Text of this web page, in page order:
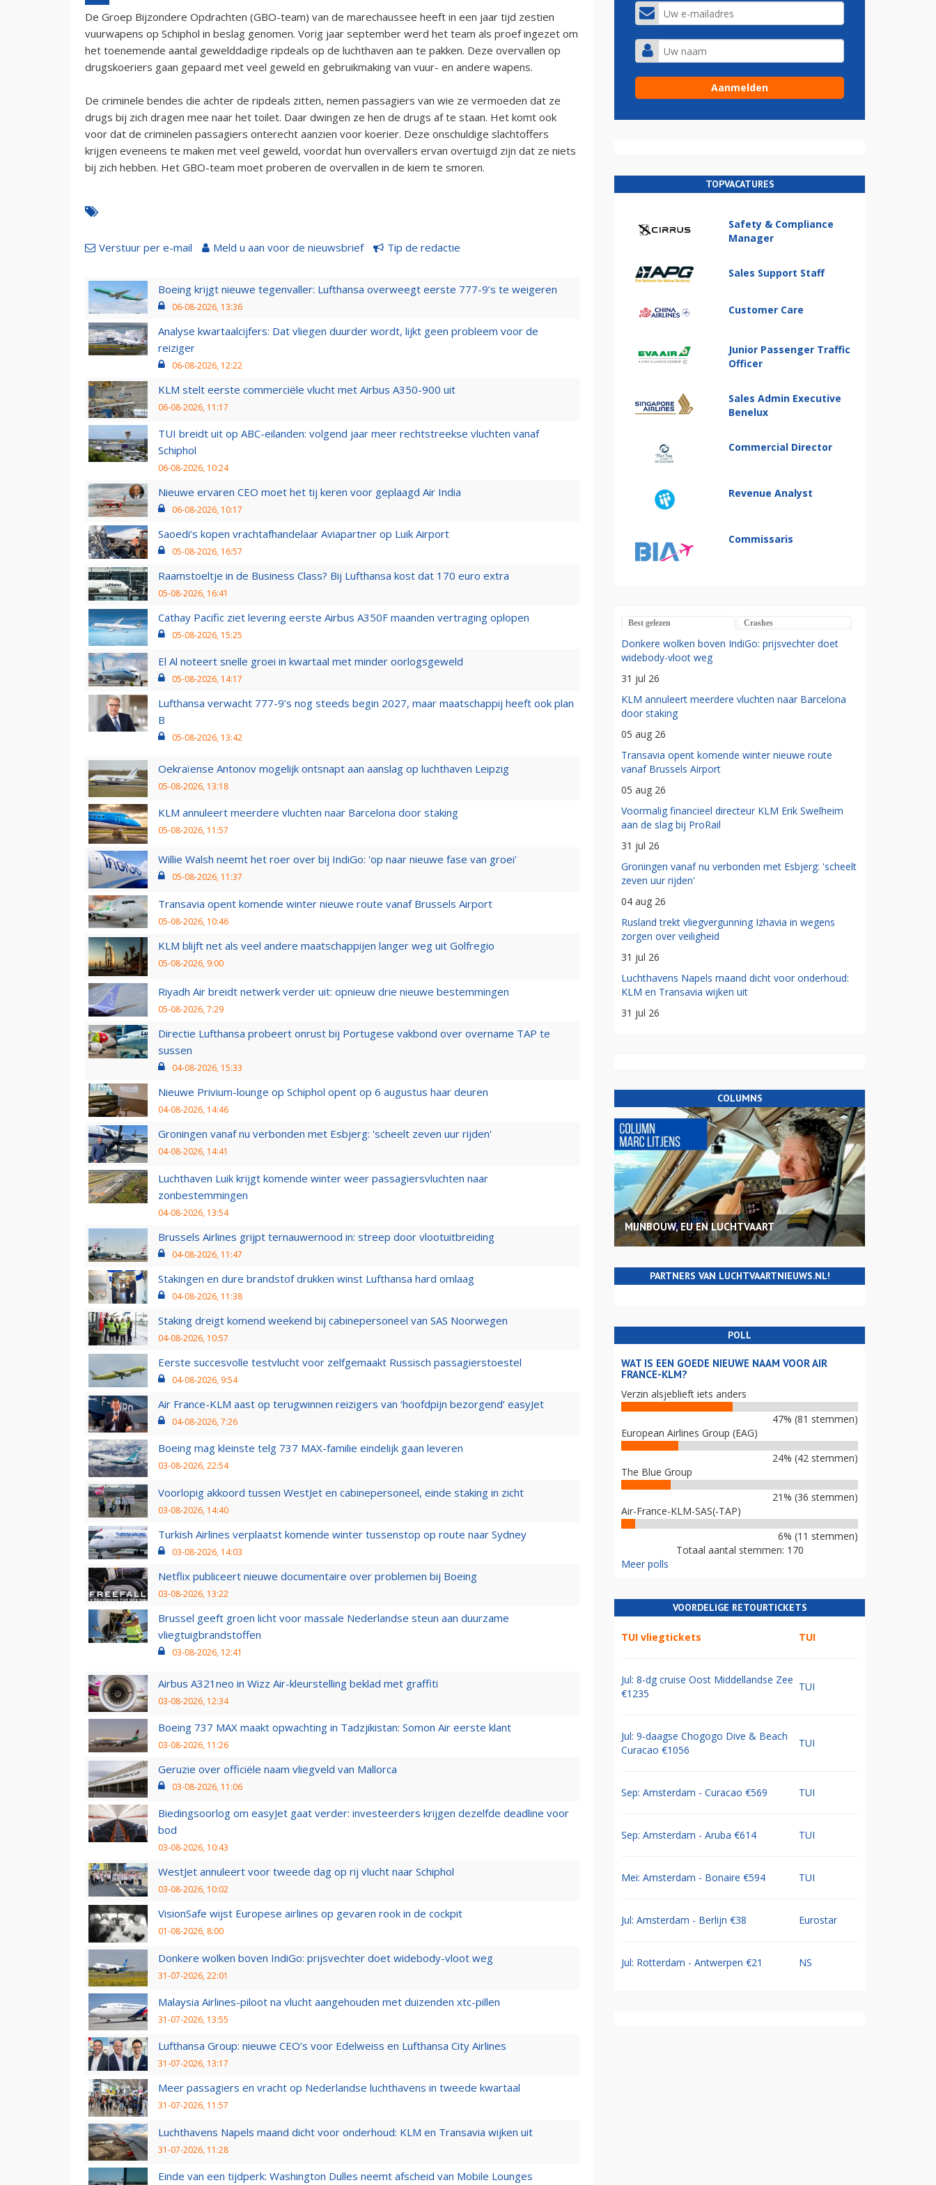
De Groep Bijzondere Opdrachten (GBO-team) van de marechaussee heeft in een jaar tijd zestien
vuurwapens op Schiphol in beslag genomen. Vorig jaar september werd het team als proef ingezet om
het toenemende aantal gewelddadige ripdeals op de luchthaven aan te pakken. Deze overvallen op
drugskoeriers gaan gepaard met veel geweld en gebruikmaking van vuur- en andere wapens.
De criminele bendes die achter de ripdeals zitten, nemen passagiers van wie ze vermoeden dat ze
drugs bij zich dragen mee naar het toilet. Daar dwingen ze hen de drugs af te staan. Het komt ook
voor dat de criminelen passagiers onterecht aanzien voor koerier. Deze onschuldige slachtoffers
krijgen eveneens te maken met veel geweld, voordat hun overvallers ervan overtuigd zijn dat ze niets
bij zich hebben. Het GBO-team moet proberen de overvallen in de kiem te smoren.
Verstuur per e-mail Meld u aan voor de nieuwsbrief Tip de redactie
Boeing krijgt nieuwe tegenvaller: Lufthansa overweegt eerste 777-9’s te weigeren
06-08-2026, 13:36
Analyse kwartaalcijfers: Dat vliegen duurder wordt, lijkt geen probleem voor de
reiziger
06-08-2026, 12:22
KLM stelt eerste commerciële vlucht met Airbus A350-900 uit
06-08-2026, 11:17
TUI breidt uit op ABC-eilanden: volgend jaar meer rechtstreekse vluchten vanaf
Schiphol
06-08-2026, 10:24
Nieuwe ervaren CEO moet het tij keren voor geplaagd Air India
06-08-2026, 10:17
Saoedi’s kopen vrachtafhandelaar Aviapartner op Luik Airport
05-08-2026, 16:57
Raamstoeltje in de Business Class? Bij Lufthansa kost dat 170 euro extra
05-08-2026, 16:41
Cathay Pacific ziet levering eerste Airbus A350F maanden vertraging oplopen
05-08-2026, 15:25
El Al noteert snelle groei in kwartaal met minder oorlogsgeweld
05-08-2026, 14:17
Lufthansa verwacht 777-9’s nog steeds begin 2027, maar maatschappij heeft ook plan
B
05-08-2026, 13:42
Oekraïense Antonov mogelijk ontsnapt aan aanslag op luchthaven Leipzig
05-08-2026, 13:18
KLM annuleert meerdere vluchten naar Barcelona door staking
05-08-2026, 11:57
Willie Walsh neemt het roer over bij IndiGo: 'op naar nieuwe fase van groei'
05-08-2026, 11:37
Transavia opent komende winter nieuwe route vanaf Brussels Airport
05-08-2026, 10:46
KLM blijft net als veel andere maatschappijen langer weg uit Golfregio
05-08-2026, 9:00
Riyadh Air breidt netwerk verder uit: opnieuw drie nieuwe bestemmingen
05-08-2026, 7:29
Directie Lufthansa probeert onrust bij Portugese vakbond over overname TAP te
sussen
04-08-2026, 15:33
Nieuwe Privium-lounge op Schiphol opent op 6 augustus haar deuren
04-08-2026, 14:46
Groningen vanaf nu verbonden met Esbjerg: 'scheelt zeven uur rijden'
04-08-2026, 14:41
Luchthaven Luik krijgt komende winter weer passagiersvluchten naar
zonbestemmingen
04-08-2026, 13:54
Brussels Airlines grijpt ternauwernood in: streep door vlootuitbreiding
04-08-2026, 11:47
Stakingen en dure brandstof drukken winst Lufthansa hard omlaag
04-08-2026, 11:38
Staking dreigt komend weekend bij cabinepersoneel van SAS Noorwegen
04-08-2026, 10:57
Eerste succesvolle testvlucht voor zelfgemaakt Russisch passagierstoestel
04-08-2026, 9:54
Air France-KLM aast op terugwinnen reizigers van ‘hoofdpijn bezorgend’ easyJet
04-08-2026, 7:26
Boeing mag kleinste telg 737 MAX-familie eindelijk gaan leveren
03-08-2026, 22:54
Voorlopig akkoord tussen WestJet en cabinepersoneel, einde staking in zicht
03-08-2026, 14:40
Turkish Airlines verplaatst komende winter tussenstop op route naar Sydney
03-08-2026, 14:03
Netflix publiceert nieuwe documentaire over problemen bij Boeing
03-08-2026, 13:22
Brussel geeft groen licht voor massale Nederlandse steun aan duurzame
vliegtuigbrandstoffen
03-08-2026, 12:41
Airbus A321neo in Wizz Air-kleurstelling beklad met graffiti
03-08-2026, 12:34
Boeing 737 MAX maakt opwachting in Tadzjikistan: Somon Air eerste klant
03-08-2026, 11:26
Geruzie over officiële naam vliegveld van Mallorca
03-08-2026, 11:06
Biedingsoorlog om easyJet gaat verder: investeerders krijgen dezelfde deadline voor
bod
03-08-2026, 10:43
WestJet annuleert voor tweede dag op rij vlucht naar Schiphol
03-08-2026, 10:02
VisionSafe wijst Europese airlines op gevaren rook in de cockpit
01-08-2026, 8:00
Donkere wolken boven IndiGo: prijsvechter doet widebody-vloot weg
31-07-2026, 22:01
Malaysia Airlines-piloot na vlucht aangehouden met duizenden xtc-pillen
31-07-2026, 13:55
Lufthansa Group: nieuwe CEO’s voor Edelweiss en Lufthansa City Airlines
31-07-2026, 13:17
Meer passagiers en vracht op Nederlandse luchthavens in tweede kwartaal
31-07-2026, 11:57
Luchthavens Napels maand dicht voor onderhoud: KLM en Transavia wijken uit
31-07-2026, 11:28
Einde van een tijdperk: Washington Dulles neemt afscheid van Mobile Lounges
TOPVACATURES
Safety & Compliance
Manager
Sales Support Staff
Customer Care
Junior Passenger Traffic
Officer
Sales Admin Executive
Benelux
Commercial Director
Revenue Analyst
Commissaris
Best gelezen Crashes
Donkere wolken boven IndiGo: prijsvechter doet
widebody-vloot weg
31 jul 26
KLM annuleert meerdere vluchten naar Barcelona
door staking
05 aug 26
Transavia opent komende winter nieuwe route
vanaf Brussels Airport
05 aug 26
Voormalig financieel directeur KLM Erik Swelheim
aan de slag bij ProRail
31 jul 26
Groningen vanaf nu verbonden met Esbjerg: 'scheelt
zeven uur rijden'
04 aug 26
Rusland trekt vliegvergunning Izhavia in wegens
zorgen over veiligheid
31 jul 26
Luchthavens Napels maand dicht voor onderhoud:
KLM en Transavia wijken uit
31 jul 26
COLUMNS
MIJNBOUW, EU EN LUCHTVAART
PARTNERS VAN LUCHTVAARTNIEUWS.NL!
POLL
WAT IS EEN GOEDE NIEUWE NAAM VOOR AIR
FRANCE-KLM?
Verzin alsjeblieft iets anders
47% (81 stemmen)
European Airlines Group (EAG)
24% (42 stemmen)
The Blue Group
21% (36 stemmen)
Air-France-KLM-SAS(-TAP)
6% (11 stemmen)
Totaal aantal stemmen: 170
Meer polls
VOORDELIGE RETOURTICKETS
TUI vliegtickets TUI
Jul: 8-dg cruise Oost Middellandse Zee
€1235
TUI
Jul: 9-daagse Chogogo Dive & Beach
Curacao €1056
TUI
Sep: Amsterdam - Curacao €569 TUI
Sep: Amsterdam - Aruba €614 TUI
Mei: Amsterdam - Bonaire €594 TUI
Jul: Amsterdam - Berlijn €38 Eurostar
Jul: Rotterdam - Antwerpen €21 NS